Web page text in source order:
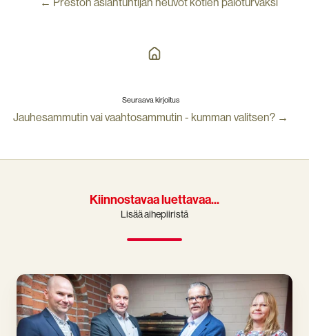
Seuraava kirjoitus
Jauhesammutin vai vaahtosammutin - kumman valitsen? →
Kiinnostavaa luettavaa...
Lisää aihepiiristä
Presto
Paloturvallisuus
Oy
on